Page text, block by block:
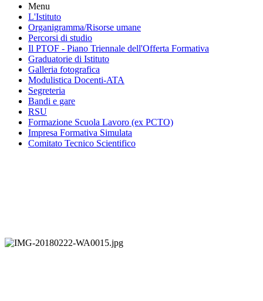
Menu
L'Istituto
Organigramma/Risorse umane
Percorsi di studio
Il PTOF - Piano Triennale dell'Offerta Formativa
Graduatorie di Istituto
Galleria fotografica
Modulistica Docenti-ATA
Segreteria
Bandi e gare
RSU
Formazione Scuola Lavoro (ex PCTO)
Impresa Formativa Simulata
Comitato Tecnico Scientifico